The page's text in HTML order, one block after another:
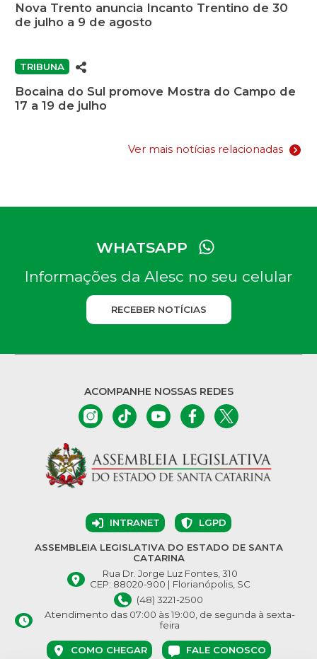
Nova Trento anuncia Incanto Trentino de 30
de julho a 9 de agosto
TRIBUNA
Bocaina do Sul promove Mostra do Campo de
17 a 19 de julho
Ver mais notícias relacionadas
WHATSAPP
Informações da Alesc no seu celular
RECEBER NOTÍCIAS
ACOMPANHE NOSSAS REDES
INTRANET LGPD
ASSEMBLEIA LEGISLATIVA DO ESTADO DE SANTA
CATARINA
Rua Dr. Jorge Luz Fontes, 310
CEP: 88020-900 | Florianópolis, SC
(48) 3221-2500
Atendimento das 07:00 às 19:00, de segunda à sexta-
feira
COMO CHEGAR FALE CONOSCO